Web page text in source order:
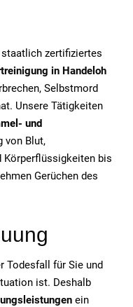
zertifiziertes
in Handeloh
Selbstmord
Unsere Tätigkeiten
und
von Blut,
Körperflüssigkeiten bis
Gerüchen des
Todesfall für Sie und
ist. Deshalb
ein